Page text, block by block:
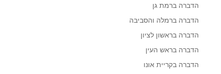
הדברה ברמת גן
הדברה ברמלה והסביבה
הדברה בראשון לציון
הדברה בראש העין
הדברה בקריית אונו